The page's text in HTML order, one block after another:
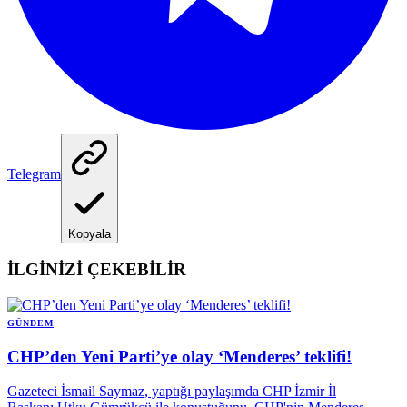
Telegram
Kopyala
İLGİNİZİ ÇEKEBİLİR
GÜNDEM
CHP’den Yeni Parti’ye olay ‘Menderes’ teklifi!
Gazeteci İsmail Saymaz, yaptığı paylaşımda CHP İzmir İl